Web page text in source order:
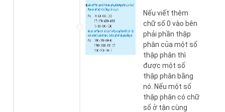
Nếu viết thêm
chữ số 0 vào bên
phải phần thập
phân của một số
thập phân thì
được một số
thập phân bằng
nó. Nếu một số
thập phân có chữ
số ở tận cùng